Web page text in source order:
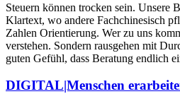
Steuern können trocken sein. Unsere
Klartext, wo andere Fachchinesisch
Zahlen Orientierung. Wer zu uns
verstehen. Sondern rausgehen mit
guten Gefühl, dass Beratung endlich
DIGITAL|Menschen